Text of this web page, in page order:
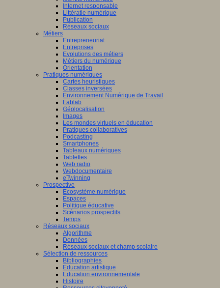
Internet responsable
Littératie numérique
Publication
Réseaux sociaux
Métiers
Entrepreneuriat
Entreprises
Evolutions des métiers
Métiers du numérique
Orientation
Pratiques numériques
Cartes heuristiques
Classes inversées
Environnement Numérique de Travail
Fablab
Géolocalisation
Images
Les mondes virtuels en éducation
Pratiques collaboratives
Podcasting
Smartphones
Tableaux numériques
Tablettes
Web radio
Webdocumentaire
eTwinning
Prospective
Ecosystème numérique
Espaces
Politique éducative
Scénarios prospectifs
Temps
Réseaux sociaux
Algorithme
Données
Réseaux sociaux et champ scolaire
Sélection de ressources
Bibliographies
Education artistique
Education environnementale
Histoire